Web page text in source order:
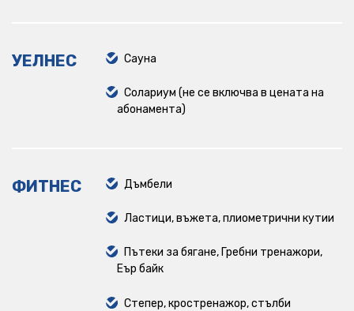
The Mall
Plovdiv Plaza
УЕЛНЕС Сауна
Солариум (не се включва в цената на
абонамента)
ФИТНЕС Дъмбели
Ластици, въжета, плиометрични кутии
Пътеки за бягане, Гребни тренажори,
Еър байк
Степер, кростренажор, стълби